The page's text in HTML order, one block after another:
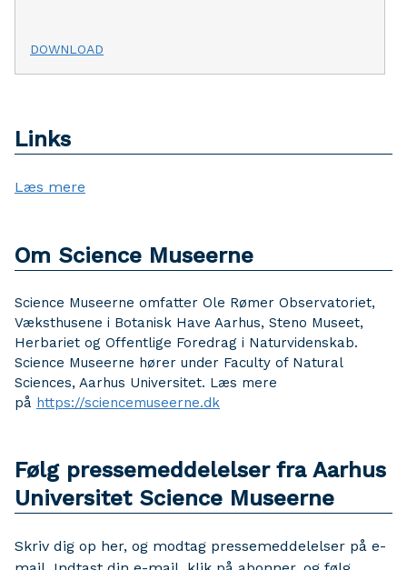
DOWNLOAD
Links
Læs mere
Om Science Museerne
Science Museerne omfatter Ole Rømer Observatoriet,
Væksthusene i Botanisk Have Aarhus, Steno Museet,
Herbariet og Offentlige Foredrag i Naturvidenskab.
Science Museerne hører under Faculty of Natural
Sciences, Aarhus Universitet. Læs mere
på https://sciencemuseerne.dk
Følg pressemeddelelser fra Aarhus
Universitet Science Museerne
Skriv dig op her, og modtag pressemeddelelser på e-